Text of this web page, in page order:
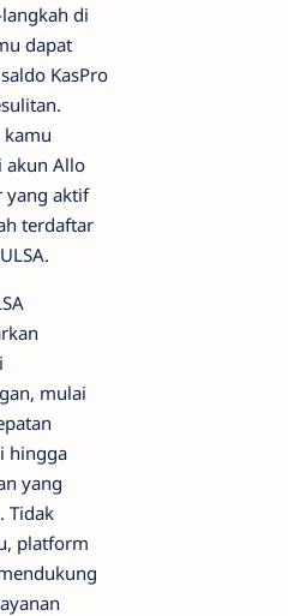
di
dapat
KasPro
kamu
akun Allo
yang aktif
terdaftar
mulai
hingga
yang
Tidak
platform